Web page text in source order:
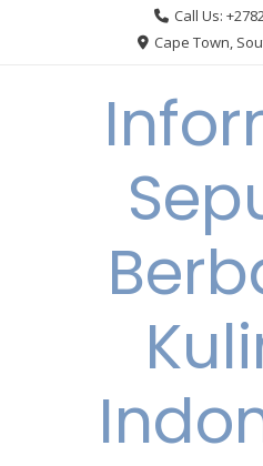
Call Us:
Cape Town,